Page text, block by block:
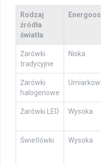
Rodzaj
źródła
światła
Żarówki
tradycyjne
Niska
Żarówki
halogenowe
Żarówki LED Wysoka
Świetlówki Wysoka